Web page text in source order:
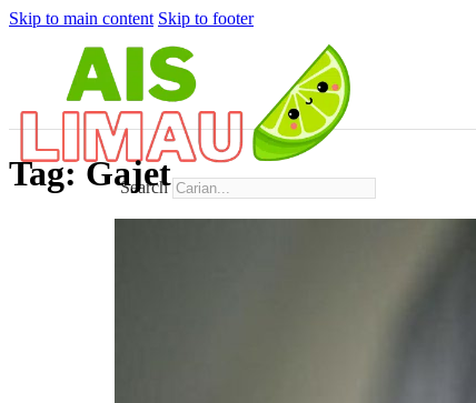
Skip to main content Skip to footer
Search
Tag:Gajet